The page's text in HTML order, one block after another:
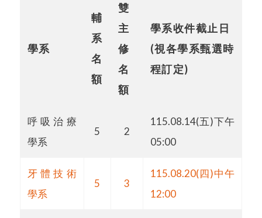
學系
輔
系
名
額
雙
主
修
名
額
學系收件截止日
(視各學系甄選時
程訂定)
呼吸治療
學系
5 2
115.08.14(五)下午
05:00
牙體技術
學系
5 3
115.08.20(四)中午
12:00